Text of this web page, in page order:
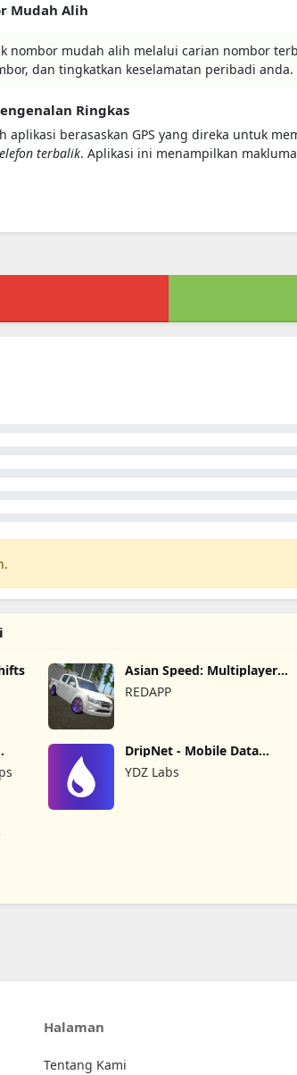
Mudah Alih
nombor mudah alih melalui carian nombor
dan tingkatkan keselamatan peribadi
Ringkas
aplikasi berasaskan GPS yang direka untuk
terbalik. Aplikasi ini menampilkan
Asian Speed: Multiplayer
City
REDAPP
DripNet - Mobile Data
YDZ Labs
Halaman
Tentang Kami